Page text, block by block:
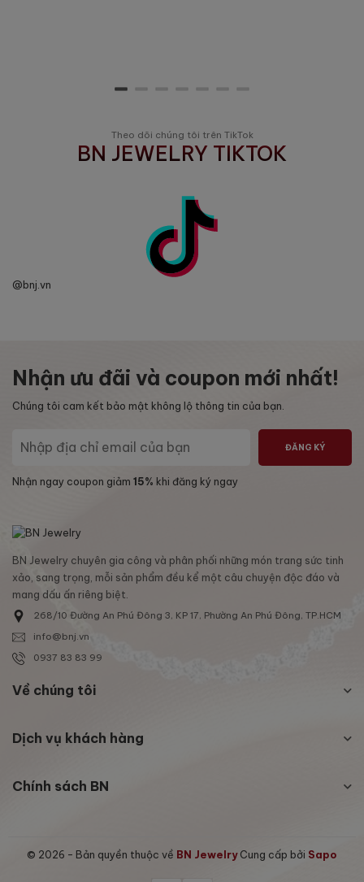
Theo dõi chúng tôi trên TikTok
BN JEWELRY TIKTOK
@bnj.vn
Nhận ưu đãi và coupon mới nhất!
Chúng tôi cam kết bảo mật không lộ thông tin của bạn.
ĐĂNG KÝ
Nhận ngay coupon giảm 15% khi đăng ký ngay
BN Jewelry chuyên gia công và phân phối những món trang sức tinh
xảo, sang trọng, mỗi sản phẩm đều kể một câu chuyện độc đáo và
mang dấu ấn riêng biệt.
268/10 Đường An Phú Đông 3, KP 17, Phường An Phú Đông, TP.HCM
info@bnj.vn
0937 83 83 99
Về chúng tôi
Dịch vụ khách hàng
Chính sách BN
© 2026 - Bản quyền thuộc về BN Jewelry Cung cấp bởi Sapo